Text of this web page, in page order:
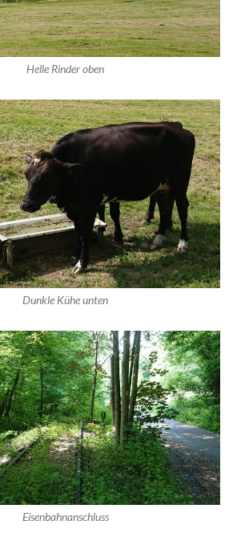
Helle Rinder oben
Dunkle Kühe unten
Eisenbahnanschluss